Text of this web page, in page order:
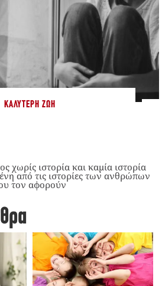
ΚΑΛΎΤΕΡΗ ΖΩΉ
χωρίς ιστορία και καμία ιστορία
από τις ιστορίες των ανθρώπων
τον αφορούν